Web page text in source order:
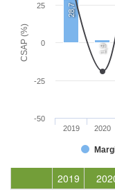
CSAP (%)
28,7
1,9
2019 2020
-50
-25
0
25
2019